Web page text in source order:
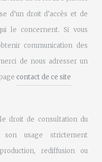
d’un droit d’accès et de
le concernent. Si vous
communication des
de nous adresser un
contact de ce site
droit de consultation du
son usage strictement
rediffusion ou